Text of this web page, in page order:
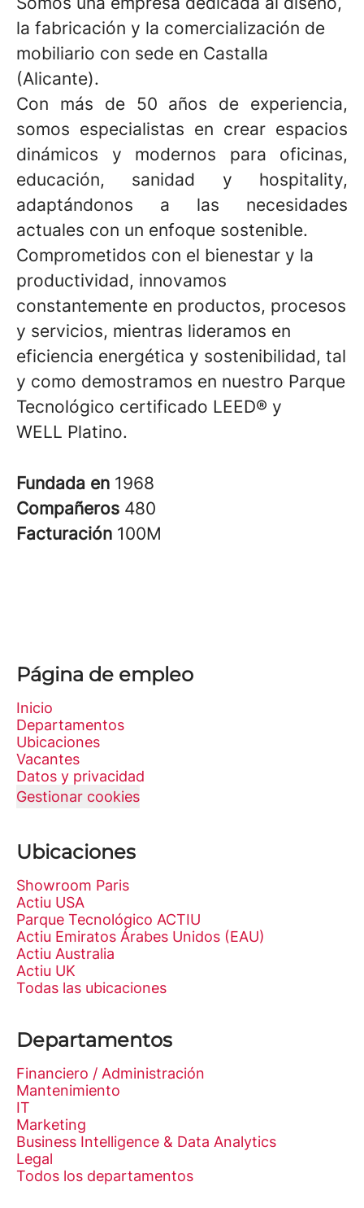
la fabricación y la comercialización de
mobiliario con sede en Castalla
(Alicante).
Con más de 50 años de experiencia,
somos especialistas en crear espacios
dinámicos y modernos para oficinas,
educación, sanidad y hospitality,
adaptándonos a las necesidades
actuales con un enfoque sostenible.
Comprometidos con el bienestar y la
productividad, innovamos
constantemente en productos, procesos
y servicios, mientras lideramos en
eficiencia energética y sostenibilidad, tal
y como demostramos en nuestro Parque
Tecnológico certificado LEED® y
WELL Platino.
Fundada en 1968
Compañeros 480
Facturación 100M
Página de empleo
Inicio
Departamentos
Ubicaciones
Vacantes
Datos y privacidad
Gestionar cookies
Ubicaciones
Showroom Paris
Actiu USA
Parque Tecnológico ACTIU
Actiu Emiratos Árabes Unidos (EAU)
Actiu Australia
Actiu UK
Todas las ubicaciones
Departamentos
Financiero / Administración
Mantenimiento
IT
Marketing
Business Intelligence & Data Analytics
Legal
Todos los departamentos